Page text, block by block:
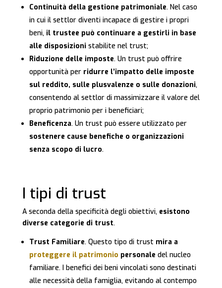
Continuità della gestione patrimoniale. Nel caso
in cui il settlor diventi incapace di gestire i propri
beni, il trustee può continuare a gestirli in base
alle disposizioni stabilite nel trust;
Riduzione delle imposte. Un trust può offrire
opportunità per ridurre l’impatto delle imposte
sul reddito, sulle plusvalenze o sulle donazioni,
consentendo al settlor di massimizzare il valore del
proprio patrimonio per i beneficiari;
Beneficenza. Un trust può essere utilizzato per
sostenere cause benefiche o organizzazioni
senza scopo di lucro.
I tipi di trust
A seconda della specificità degli obiettivi, esistono
diverse categorie di trust.
Trust Familiare. Questo tipo di trust mira a
proteggere il patrimonio personale del nucleo
familiare. I benefici dei beni vincolati sono destinati
alle necessità della famiglia, evitando al contempo